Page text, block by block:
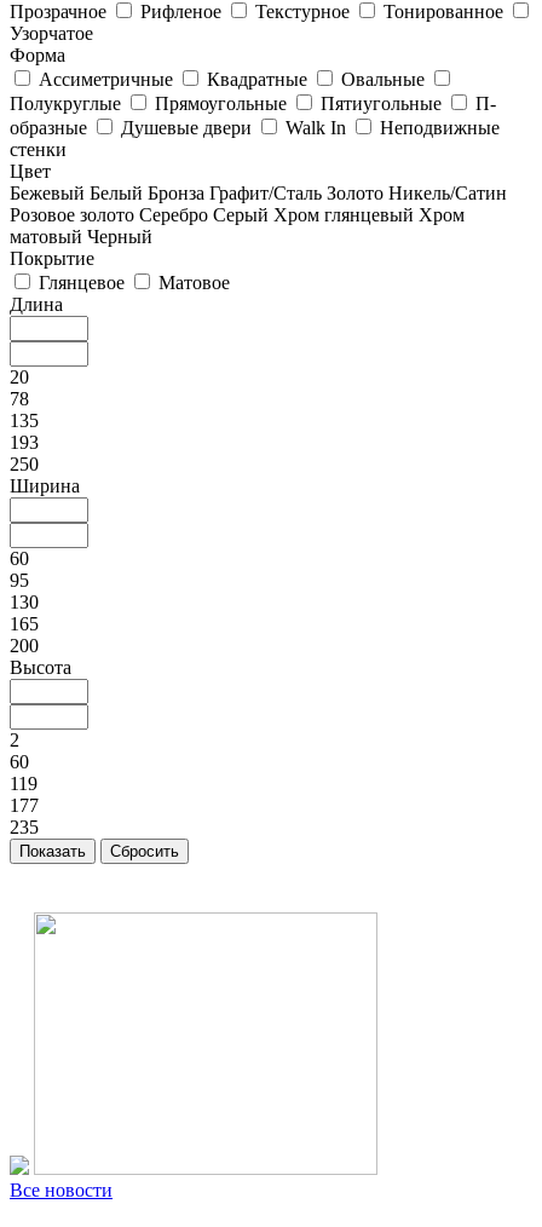
Прозрачное
Рифленое Текстурное
Тонированное
Узорчатое
Форма
Ассиметричные
Квадратные
Овальные
Полукруглые
Прямоугольные Пятиугольные
П-
образные
Душевые двери Walk In
Неподвижные
стенки
Цвет
Бежевый Белый Бронза Графит/Сталь Золото Никель/Сатин
Розовое золото Серебро Серый Хром глянцевый Хром
матовый Черный
Покрытие
Глянцевое
Матовое
Длина
20
78
135
193
250
Ширина
60
95
130
165
200
Высота
2
60
119
177
235
Все новости